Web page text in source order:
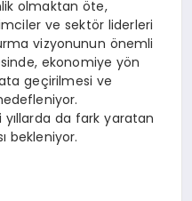
olmaktan öte,
ve sektör liderleri
vizyonunun önemli
ekonomiye yön
geçirilmesi ve
yıllarda da fark yaratan
bekleniyor.